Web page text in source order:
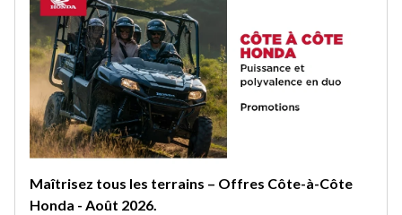
Maîtrisez tous les terrains – Offres Côte-à-Côte
Honda - Août 2026.